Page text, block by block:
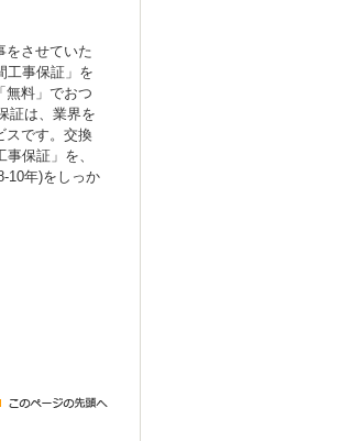
をさせていた
工事保証」を
無料」でおつ
証は、業界を
スです。交換
保証」を、
10年)をしっか